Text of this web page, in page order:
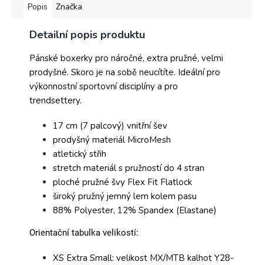
Popis Značka
Detailní popis produktu
Pánské boxerky pro náročné, extra pružné, velmi
prodyšné. Skoro je na sobě neucítíte. Ideální pro
výkonnostní sportovní disciplíny a pro
trendsettery.
17 cm (7 palcový) vnitřní šev
prodyšný materiál MicroMesh
atletický střih
stretch materiál s pružností do 4 stran
ploché pružné švy Flex Fit Flatlock
široký pružný jemný lem kolem pasu
88% Polyester, 12% Spandex (Elastane)
Orientační tabulka velikostí:
XS Extra Small: velikost MX/MTB kalhot Y28-